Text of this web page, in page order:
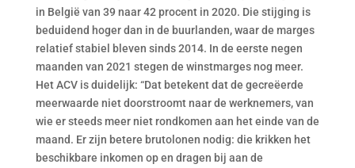
in België van 39 naar 42 procent in 2020. Die stijging is
beduidend hoger dan in de buurlanden, waar de marges
relatief stabiel bleven sinds 2014. In de eerste negen
maanden van 2021 stegen de winstmarges nog meer.
Het ACV is duidelijk: “Dat betekent dat de gecreëerde
meerwaarde niet doorstroomt naar de werknemers, van
wie er steeds meer niet rondkomen aan het einde van de
maand. Er zijn betere brutolonen nodig: die krikken het
beschikbare inkomen op en dragen bij aan de